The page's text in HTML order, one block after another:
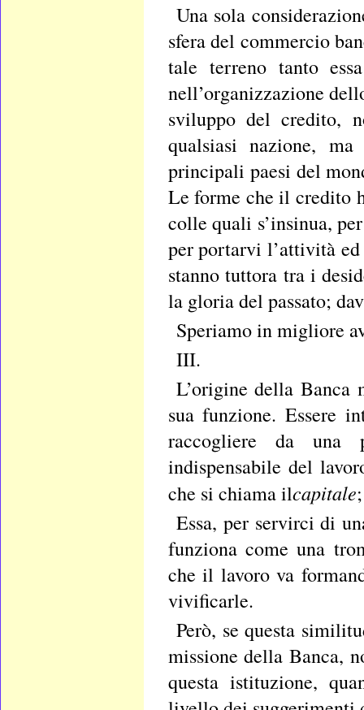
Una sola
sfera del commercio
tale terreno tanto
nell’organizzazione
sviluppo del credito,
qualsiasi nazione,
principali paesi del
Le forme che il credito
colle quali s’insinua,
per portarvi l’attività
stanno tuttora tra i
la gloria del passato;
Speriamo in migliore
III.
L’origine della Banca
sua funzione. Essere
raccogliere da una
indispensabile del
che si chiama ilcapitale
Essa, per servirci di
funziona come una
che il lavoro va
vivificarle.
Però, se questa
missione della Banca,
questa istituzione,